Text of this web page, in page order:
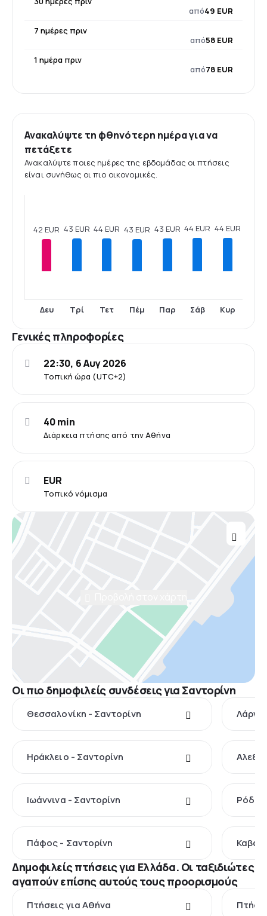
από49 EUR
7 ημέρες πριν
από58 EUR
1 ημέρα πριν
από78 EUR
Ανακαλύψτε τη φθηνότερη ημέρα για να
πετάξετε
Ανακαλύψτε ποιες ημέρες της εβδομάδας οι πτήσεις
είναι συνήθως οι πιο οικονομικές.
42 EUR
Δευ
43 EUR
Τρί
44 EUR
Τετ
43 EUR
Πέμ
43 EUR
Παρ
44 EUR
Σάβ
44 EUR
Κυρ
Γενικές πληροφορίες
Τοπική ώρα (UTC+2)
22:30, 6 Αυγ 2026
Διάρκεια πτήσης από την Αθήνα
40 min
Τοπικό νόμισμα
EUR
Οι πιο δημοφιλείς συνδέσεις για Σαντορίνη
Θεσσαλονίκη - Σαντορίνη
Ηράκλειο - Σαντορίνη
Ιωάννινα - Σαντορίνη Ρόδος
Πάφος - Σαντορίνη
Δημοφιλείς πτήσεις για Ελλάδα. Οι ταξιδιώτες
αγαπούν επίσης αυτούς τους προορισμούς
Πτήσεις για Αθήνα